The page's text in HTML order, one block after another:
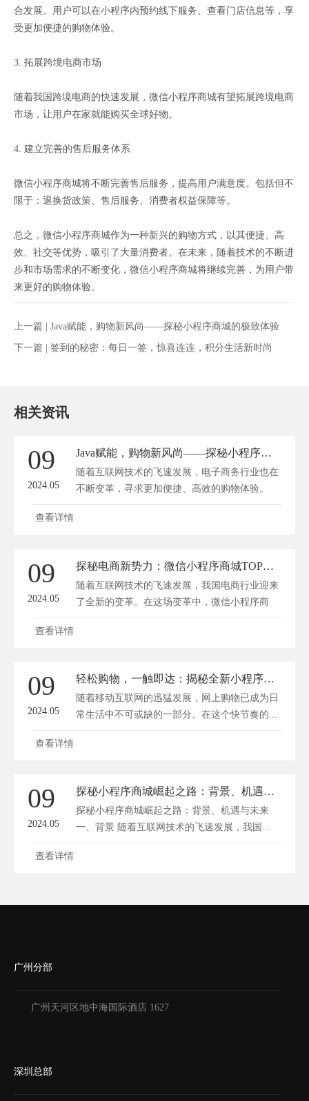
合发展。用户可以在小程序内预约线下服务、查看门店信息等，享
受更加便捷的购物体验。
3. 拓展跨境电商市场
随着我国跨境电商的快速发展，微信小程序商城有望拓展跨境电商
市场，让用户在家就能购买全球好物。
4. 建立完善的售后服务体系
微信小程序商城将不断完善售后服务，提高用户满意度。包括但不
限于：退换货政策、售后服务、消费者权益保障等。
总之，微信小程序商城作为一种新兴的购物方式，以其便捷、高
效、社交等优势，吸引了大量消费者。在未来，随着技术的不断进
步和市场需求的不断变化，微信小程序商城将继续完善，为用户带
来更好的购物体验。
上一篇 | Java赋能，购物新风尚——探秘小程序商城的极致体验
下一篇 | 签到的秘密：每日一签，惊喜连连，积分生活新时尚
相关资讯
09
2024.05
Java赋能，购物新风尚——探秘小程序商城的极致体验
随着互联网技术的飞速发展，电子商务行业也在
不断变革，寻求更加便捷、高效的购物体验。
作...
查看详情
09
2024.05
探秘电商新势力：微信小程序商城TOP榜揭秘！
随着互联网技术的飞速发展，我国电商行业迎来
了全新的变革。在这场变革中，微信小程序商
城...
查看详情
09
2024.05
轻松购物，一触即达：揭秘全新小程序在线商城的魅力
随着移动互联网的迅猛发展，网上购物已成为日
常生活中不可或缺的一部分。在这个快节奏的...
查看详情
09
2024.05
探秘小程序商城崛起之路：背景、机遇与未来
探秘小程序商城崛起之路：背景、机遇与未来
一、背景 随着互联网技术的飞速发展，我国...
查看详情
广州分部
广州天河区地中海国际酒店 1627
深圳总部